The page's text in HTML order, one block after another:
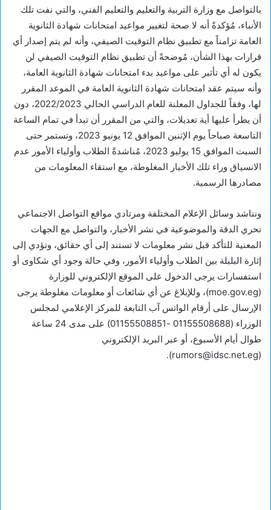
بالتواصل مع وزارة التربية والتعليم والتعليم الفني، والتي نفت تلك
الأنباء، مُؤكدةً أنه لا صحة لتغيير مواعيد امتحانات شهادة الثانوية
العامة تزامناً مع تطبيق نظام التوقيت الصيفي، وأنه لم يتم إصدار أي
قرارات بهذا الشأن، مُوضحةً أن تطبيق نظام التوقيت الصيفي لن
يكون له أي تأثير على مواعيد بدء امتحانات شهادة الثانوية العامة،
وأنه سيتم عقد امتحانات شهادة الثانوية العامة في الموعد المقرر
لها، وفقاً للجداول المعلنة للعام الدراسي الحالي 2022/2023، دون
أن يطرأ عليها أية تعديلات، والتي من المقرر أن تبدأ في تمام الساعة
التاسعة صباحاً يوم الإثنين الموافق 12 يونيو 2023، وتستمر حتى
السبت الموافق 15 يوليو 2023، مُناشدةً الطلاب وأولياء الأمور عدم
الانسياق وراء تلك الأخبار المغلوطة، مع استقاء المعلومات من
مصادرها الرسمية.
ونناشد وسائل الإعلام المختلفة ومرتادي مواقع التواصل الاجتماعي
تحري الدقة والموضوعية في نشر الأخبار، والتواصل مع الجهات
المعنية للتأكد قبل نشر معلومات لا تستند إلى أي حقائق، وتؤدي إلى
إثارة البلبلة بين الطلاب وأولياء الأمور، وفي حالة وجود أي شكاوى أو
استفسارات يرجى الدخول على الموقع الإلكتروني للوزارة
(moe.gov.eg)، وللإبلاغ عن أي شائعات أو معلومات مغلوطة يرجى
الإرسال على أرقام الواتس آب التابعة للمركز الإعلامي لمجلس
الوزراء (01155508688 -01155508851) على مدى 24 ساعة
طوال أيام الأسبوع، أو عبر البريد الإلكتروني
(rumors@idsc.net.eg).